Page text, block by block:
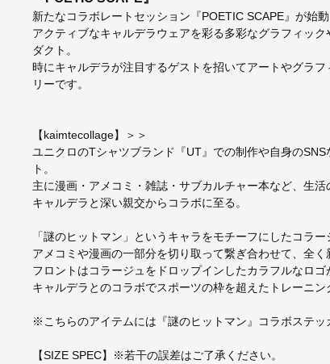
新たなコラボレートセッション『POETIC SCAPE』が始動
アクティブなキャルデラウェアを彩る多彩なグラフィッ
ダクト。
時にキャルデラが注目するゲストを招いてアートやグラ
リーです。
【kaimtecollage】＞＞
ユニクロのTシャツブランド『UT』での制作や自身の
ト。
主に漫画・アメコミ・雑誌・サブカルチャー本など、生
キャルデラと深い親交からコラボに至る。
「謎のヒットマン」というキャラをモチーフにしたコラ
アメコミや漫画の一部分を切り取って繋ぎ合わせて、全く
フロントはコラージュをドロップインしたカラフルなロゴ
キャルデラとのコラボでスポーツの枠を超えたトレーニン
※こちらのアイテムには『謎のヒットマン』コラボステッ
【SIZE SPEC】※若干の誤差はご了承ください。